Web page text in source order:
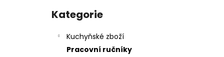
Přeskočit
kategorie
Kategorie
Kuchyňské zboží
Pracovní ručníky